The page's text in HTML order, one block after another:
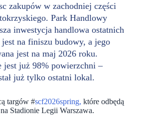
zakupów w zachodniej części
Park Handlowy
inwestycja handlowa ostatnich
na finiszu budowy, a jego
jest na maj 2026 roku.
jest już 98% powierzchni –
już tylko ostatni lokal.
targów #scf2026spring, które odbędą
Stadionie Legii Warszawa.